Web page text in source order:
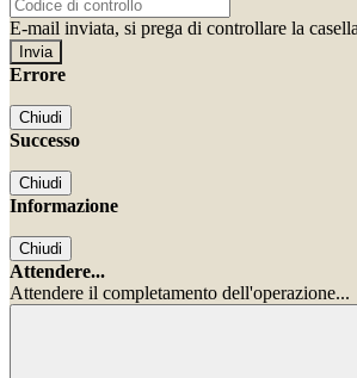
E-mail inviata, si prega di controllare la
Errore
Chiudi
Successo
Chiudi
Informazione
Chiudi
Attendere...
Attendere il completamento dell'operazione...